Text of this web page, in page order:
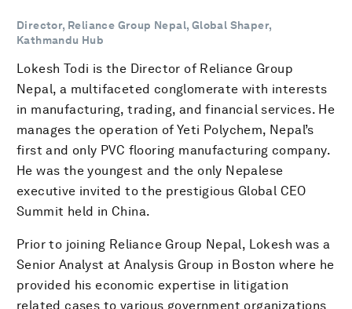
Director, Reliance Group Nepal, Global Shaper,
Kathmandu Hub
Lokesh Todi is the Director of Reliance Group
Nepal, a multifaceted conglomerate with interests
in manufacturing, trading, and financial services. He
manages the operation of Yeti Polychem, Nepal’s
first and only PVC flooring manufacturing company.
He was the youngest and the only Nepalese
executive invited to the prestigious Global CEO
Summit held in China.
Prior to joining Reliance Group Nepal, Lokesh was a
Senior Analyst at Analysis Group in Boston where he
provided his economic expertise in litigation
related cases to various government organizations